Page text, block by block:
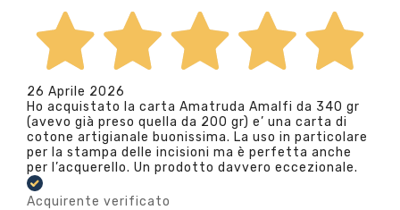
26 Aprile 2026
Ho acquistato la carta Amatruda Amalfi da 340 gr
(avevo già preso quella da 200 gr) e’ una carta di
cotone artigianale buonissima. La uso in particolare
per la stampa delle incisioni ma è perfetta anche
per l’acquerello. Un prodotto davvero eccezionale.
Acquirente verificato